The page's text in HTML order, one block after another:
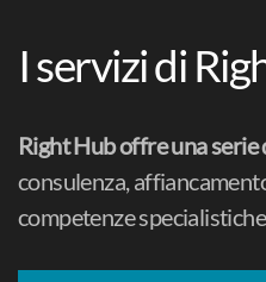
I servizi di
Right Hub offre una
consulenza,
competenze